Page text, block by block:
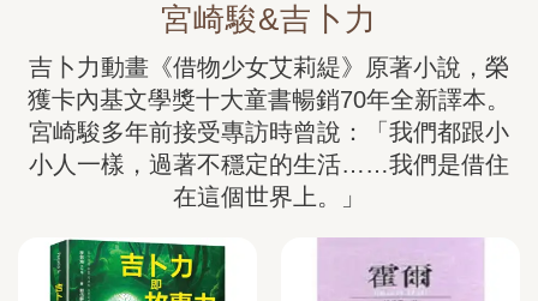
宮崎駿&吉卜力
吉卜力動畫《借物少女艾莉緹》原著小說，榮
獲卡內基文學獎十大童書暢銷70年全新譯本。
宮崎駿多年前接受專訪時曾說：「我們都跟小
小人一樣，過著不穩定的生活……我們是借住
在這個世界上。」